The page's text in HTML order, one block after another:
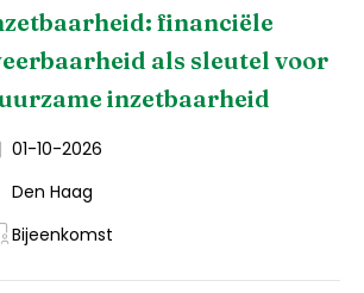
financiële
als sleutel voor
inzetbaarheid
01-10-2026
Den Haag
Bijeenkomst